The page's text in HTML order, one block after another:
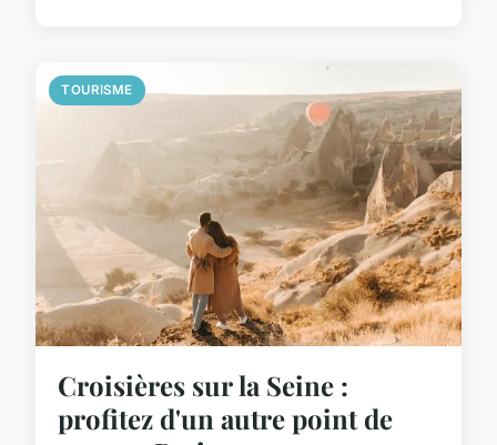
TOURISME
Croisières sur la Seine :
profitez d'un autre point de